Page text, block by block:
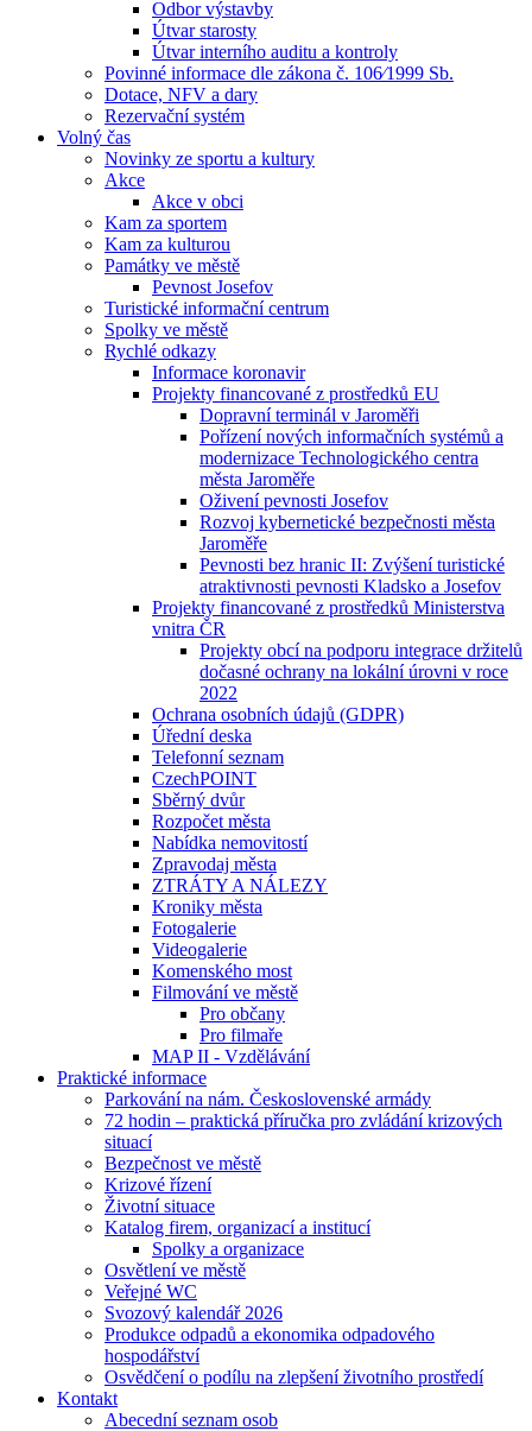
Odbor výstavby
Útvar starosty
Útvar interního auditu a kontroly
Povinné informace dle zákona č. 106⁄1999 Sb.
Dotace, NFV a dary
Rezervační systém
Volný čas
Novinky ze sportu a kultury
Akce
Akce v obci
Kam za sportem
Kam za kulturou
Památky ve městě
Pevnost Josefov
Turistické informační centrum
Spolky ve městě
Rychlé odkazy
Informace koronavir
Projekty financované z prostředků EU
Dopravní terminál v Jaroměři
Pořízení nových informačních systémů a
modernizace Technologického centra
města Jaroměře
Oživení pevnosti Josefov
Rozvoj kybernetické bezpečnosti města
Jaroměře
Pevnosti bez hranic II: Zvýšení turistické
atraktivnosti pevnosti Kladsko a Josefov
Projekty financované z prostředků Ministerstva
vnitra ČR
Projekty obcí na podporu integrace držitelů
dočasné ochrany na lokální úrovni v roce
2022
Ochrana osobních údajů (GDPR)
Úřední deska
Telefonní seznam
CzechPOINT
Sběrný dvůr
Rozpočet města
Nabídka nemovitostí
Zpravodaj města
ZTRÁTY A NÁLEZY
Kroniky města
Fotogalerie
Videogalerie
Komenského most
Filmování ve městě
Pro občany
Pro filmaře
MAP II - Vzdělávání
Praktické informace
Parkování na nám. Československé armády
72 hodin – praktická příručka pro zvládání krizových
situací
Bezpečnost ve městě
Krizové řízení
Životní situace
Katalog firem, organizací a institucí
Spolky a organizace
Osvětlení ve městě
Veřejné WC
Svozový kalendář 2026
Produkce odpadů a ekonomika odpadového
hospodářství
Osvědčení o podílu na zlepšení životního prostředí
Kontakt
Abecední seznam osob